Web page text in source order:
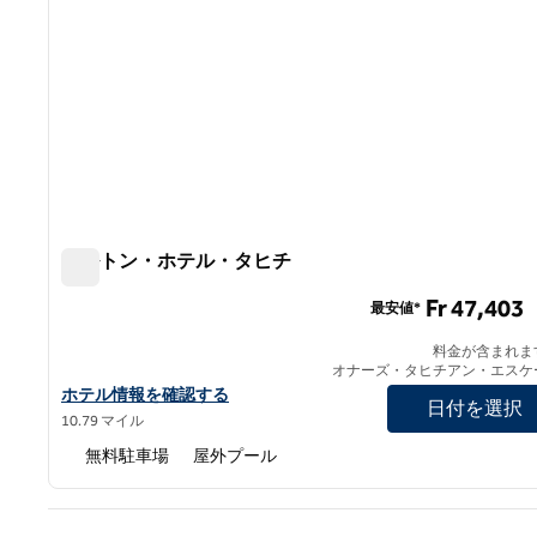
ヒルトン・ホテル・タヒチ
ヒルトン・ホテル・タヒチ・ホテルの詳細を見る
ホテル情報を確認する
10.79 マイル
最安値* Fr 47,403
料金が含まれま
オナーズ・タヒチアン・エスケ
日付を選択
無料駐車場 屋外プール